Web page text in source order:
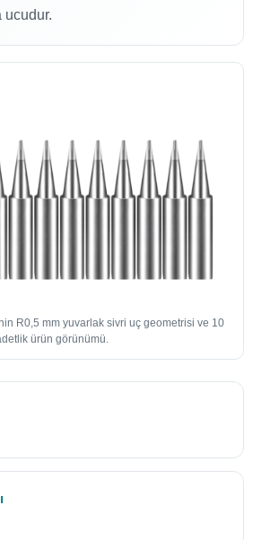
ucudur.
R0,5 mm yuvarlak sivri uç geometrisi ve 10
ürün görünümü.